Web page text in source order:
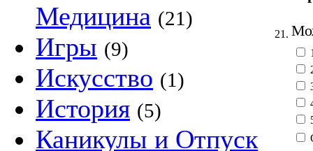
Медицина (21)
Игры (9)
Искусство (1)
История (5)
Каникулы и Отпуск
21.